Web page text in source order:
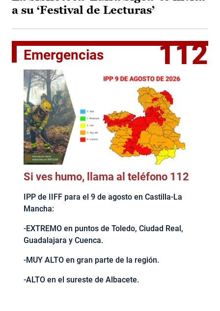
a su ‘Festival de Lecturas’
Emergencias 112
Si ves humo, llama al teléfono 112
IPP de IIFF para el 9 de agosto en Castilla-La
Mancha:
-EXTREMO en puntos de Toledo, Ciudad Real,
Guadalajara y Cuenca.
-MUY ALTO en gran parte de la región.
-ALTO en el sureste de Albacete.